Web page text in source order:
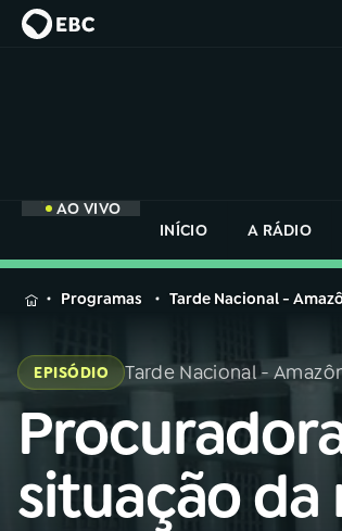
AO VIVO
INÍCIO
A RÁDIO
MENU
Buscar
na
Rádio
Nacional
na
Rádio
Programas Tarde Nacional -
EPISÓDIO Tarde Nacional -
situação